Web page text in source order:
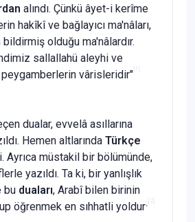
alındı. Çünkü âyet-i kerîme
hakîkî ve bağlayıcı ma'nâları,
olduğu ma'nâlardır.
sallallahü aleyhi ve
vârisleridir"
dualar, evvelâ asıllarına
Hemen altlarında Türkçe
Ayrıca müstakil bir bölümünde,
yazıldı. Ta ki, bir yanlışlık
bu duaları, Arabî bilen birinin
öğrenmek en sıhhatli yoldur.